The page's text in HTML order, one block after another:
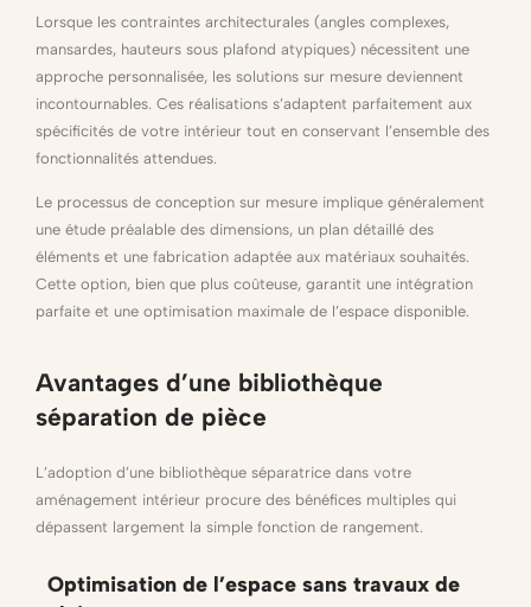
Lorsque les contraintes architecturales (angles complexes,
mansardes, hauteurs sous plafond atypiques) nécessitent une
approche personnalisée, les solutions sur mesure deviennent
incontournables. Ces réalisations s’adaptent parfaitement aux
spécificités de votre intérieur tout en conservant l’ensemble des
fonctionnalités attendues.
Le processus de conception sur mesure implique généralement
une étude préalable des dimensions, un plan détaillé des
éléments et une fabrication adaptée aux matériaux souhaités.
Cette option, bien que plus coûteuse, garantit une intégration
parfaite et une optimisation maximale de l’espace disponible.
Avantages d’une bibliothèque
séparation de pièce
L’adoption d’une bibliothèque séparatrice dans votre
aménagement intérieur procure des bénéfices multiples qui
dépassent largement la simple fonction de rangement.
Optimisation de l’espace sans travaux de